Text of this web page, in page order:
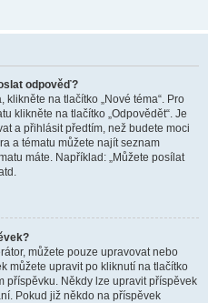
odpověď?
na tlačítko „Nové téma“. Pro
klikněte na tlačítko „Odpovědět“. Je
a přihlásit předtím, než budete moci
a tématu můžete najít seznam
máte. Například: „Můžete posílat
můžete pouze upravovat nebo
můžete upravit po kliknutí na tlačítko
příspěvku. Někdy lze upravit příspěvek
Pokud již někdo na příspěvek